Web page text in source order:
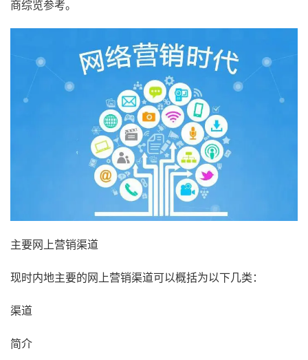
商综览参考。
主要网上营销渠道
现时内地主要的网上营销渠道可以概括为以下几类：
渠道
简介